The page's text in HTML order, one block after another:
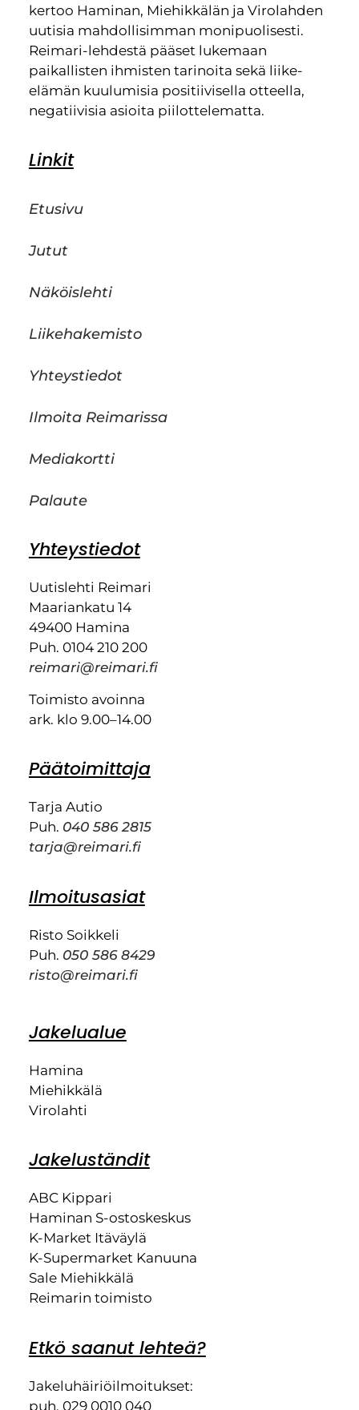
kertoo Haminan, Miehikkälän ja Virolahden
uutisia mahdollisimman monipuolisesti.
Reimari-lehdestä pääset lukemaan
paikallisten ihmisten tarinoita sekä liike-
elämän kuulumisia positiivisella otteella,
negatiivisia asioita piilottelematta.
Linkit
Etusivu
Jutut
Näköislehti
Liikehakemisto
Yhteystiedot
Ilmoita Reimarissa
Mediakortti
Palaute
Yhteystiedot
Uutislehti Reimari
Maariankatu 14
49400 Hamina
Puh. 0104 210 200
reimari@reimari.fi
Toimisto avoinna
ark. klo 9.00–14.00
Päätoimittaja
Tarja Autio
Puh. 040 586 2815
tarja@reimari.fi
Ilmoitusasiat
Risto Soikkeli
Puh. 050 586 8429
risto@reimari.fi
Jakelualue
Hamina
Miehikkälä
Virolahti
Jakeluständit
ABC Kippari
Haminan S-ostoskeskus
K-Market Itäväylä
K-Supermarket Kanuuna
Sale Miehikkälä
Reimarin toimisto
Etkö saanut lehteä?
Jakeluhäiriöilmoitukset:
puh. 029 0010 040